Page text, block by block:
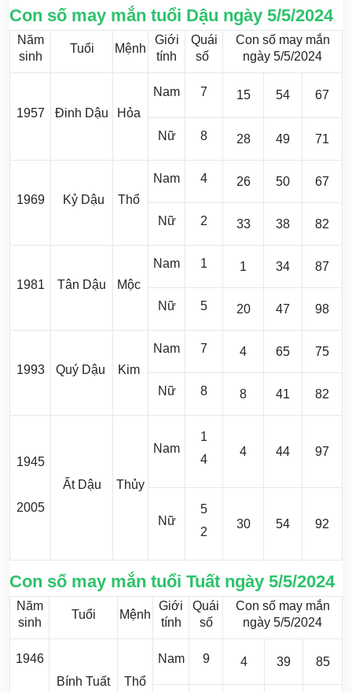
Con số may mắn tuổi Dậu ngày 5/5/2024
Năm
sinh
Tuổi Mệnh
Giới
tính
Quái
số
Con số may mắn
ngày 5/5/2024
1957 Đinh Dậu Hỏa
Nam 7 15 54 67
Nữ 8 28 49 71
1969 Kỷ Dậu Thổ
Nam 4 26 50 67
Nữ 2 33 38 82
1981 Tân Dậu Mộc
Nam 1 1 34 87
Nữ 5 20 47 98
1993 Quý Dậu Kim
Nam 7 4 65 75
Nữ 8 8 41 82
1945
2005
Ất Dậu Thủy
Nam
1
4
4 44 97
Nữ
5
2
30 54 92
Con số may mắn tuổi Tuất ngày 5/5/2024
Năm
sinh
Tuổi Mệnh
Giới
tính
Quái
số
Con số may mắn
ngày 5/5/2024
1946
Bính Tuất Thổ
Nam 9 4 39 85